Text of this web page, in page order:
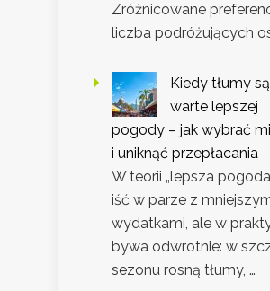
Zróżnicowane
liczba podróżujących
Kiedy tłumy są
warte lepszej
pogody – jak wybrać
i uniknąć przepłacania
W teorii „lepsza
iść w parze z
wydatkami, ale w
bywa odwrotnie: w
sezonu rosną tłumy, …